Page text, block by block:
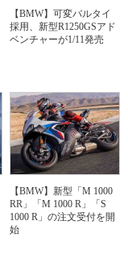
【BMW】可変バルタイ
採用、新型R1250GSアド
ベンチャーが1/11発売
【BMW】新型「M 1000
RR」「M 1000 R」「S
1000 R」の注文受付を開
始